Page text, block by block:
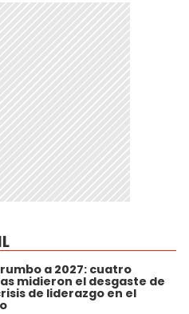
a 2027: cuatro
midieron el desgaste de
de liderazgo en el